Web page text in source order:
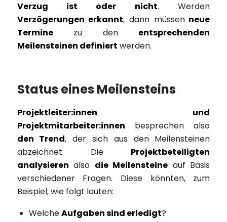
Verzug ist oder nicht. Werden
Verzögerungen erkannt, dann müssenneue
Terminezu den entsprechenden
Meilensteinen definiert werden.
Status eines Meilensteins
Projektleiter:innen und
Projektmitarbeiter:innen besprechen also
den Trend, der sich aus den Meilensteinen
abzeichnet. Die Projektbeteiligten
analysieren also die Meilensteine auf Basis
verschiedener Fragen. Diese könnten, zum
Beispiel, wie folgt lauten:
WelcheAufgaben sind erledigt?